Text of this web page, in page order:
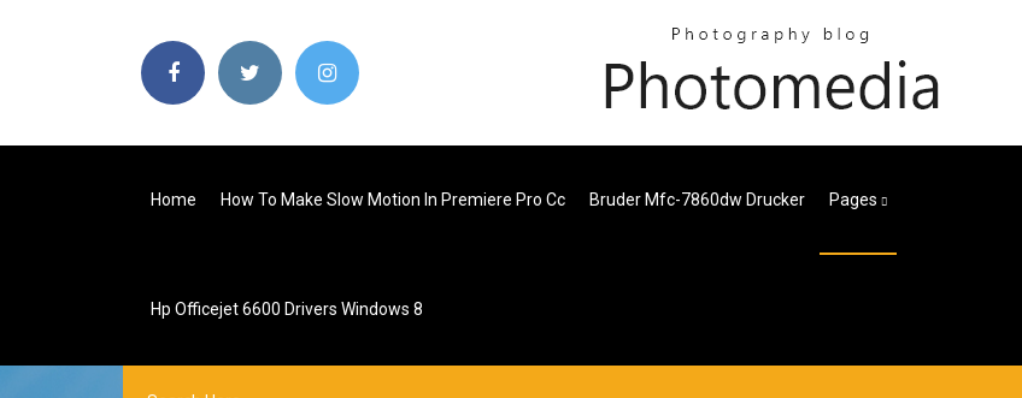
Home How To Make Slow Motion In Premiere Pro Cc Bruder Mfc-7860dw Drucker Pages
Hp Officejet 6600 Drivers Windows 8